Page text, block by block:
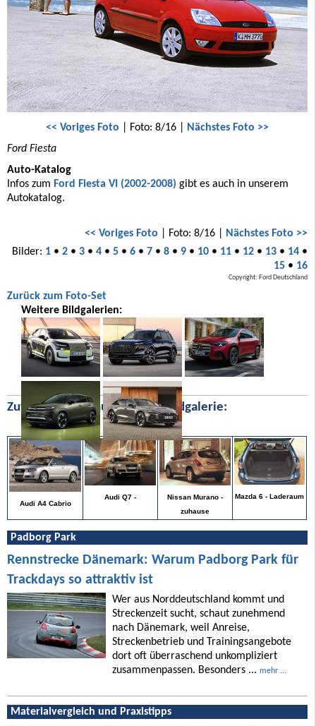
<< Voriges Foto | Foto: 8/16 | Nächstes Foto >>
Ford Fiesta
Auto-Katalog
Infos zum Ford Fiesta VI (2002-2008) gibt es auch in unserem
Autokatalog.
<< Voriges Foto | Foto: 8/16 | Nächstes Foto >>
Bilder: 1• 2• 3• 4• 5• 6• 7• 8• 9• 10• 11• 12• 13• 14•
15• 16
Copyright: Ford Deutschland
Zurück zum Foto-Set
Weitere Bildgalerien:
Zufällige Bilder aus unserer Bildgalerie:
Audi A4 Cabrio
Audi Q7 -
Nissan Murano -
zuhause
Mazda 6 - Laderaum
Padborg Park
Rennstrecke Dänemark: Warum Padborg Park für
Trackdays so attraktiv ist
Wer aus Norddeutschland kommt und
Streckenzeit sucht, schaut zunehmend
nach Dänemark, weil Anreise,
Streckenbetrieb und Trainingsangebote
dort oft überraschend unkompliziert
zusammenpassen. Besonders ... mehr ...
Materialvergleich und Praxistipps